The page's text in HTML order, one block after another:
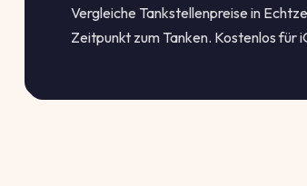
Vergleiche Tankstellenpreise in
Zeitpunkt zum Tanken. Kostenlos für